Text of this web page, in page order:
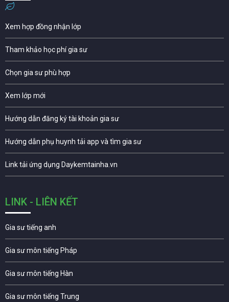
Xem hợp đồng nhận lớp
Tham khảo học phí gia sư
Chọn gia sư phù hợp
Xem lớp mới
Hướng dẫn đăng ký tài khoản gia sư
Hướng dẫn phụ huynh tải app và tìm gia sư
Link tải ứng dụng Daykemtainha.vn
LINK - LIÊN KẾT
Gia sư tiếng anh
Gia sư môn tiếng Pháp
Gia sư môn tiếng Hàn
Gia sư môn tiếng Trung